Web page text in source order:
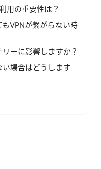
用の重要性は？
VPNが繋がらない時
ーに影響しますか？
場合はどうします